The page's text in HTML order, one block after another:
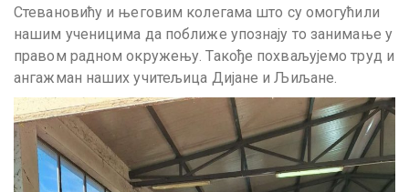
Стевановићу и његовим колегама што су омогућили
нашим ученицима да поближе упознају то занимање у
правом радном окружењу. Такође похваљујемо труд и
ангажман наших учитељица Дијане и Љиљане.